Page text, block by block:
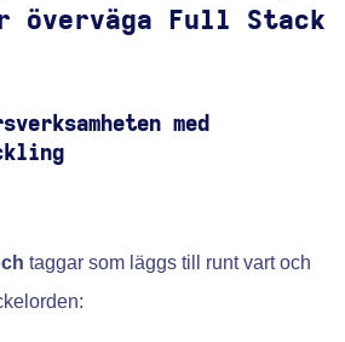
överväga Full Stack
med
taggar som läggs till runt vart och